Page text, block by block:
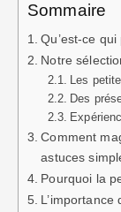
Sommaire
Qu’est-ce
Notre
Les
Des
Comment
astuces
Pourquoi la